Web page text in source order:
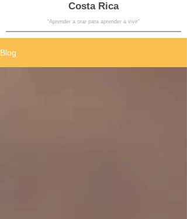
Costa Rica
“Aprender a orar para aprender a vivir”
Blog